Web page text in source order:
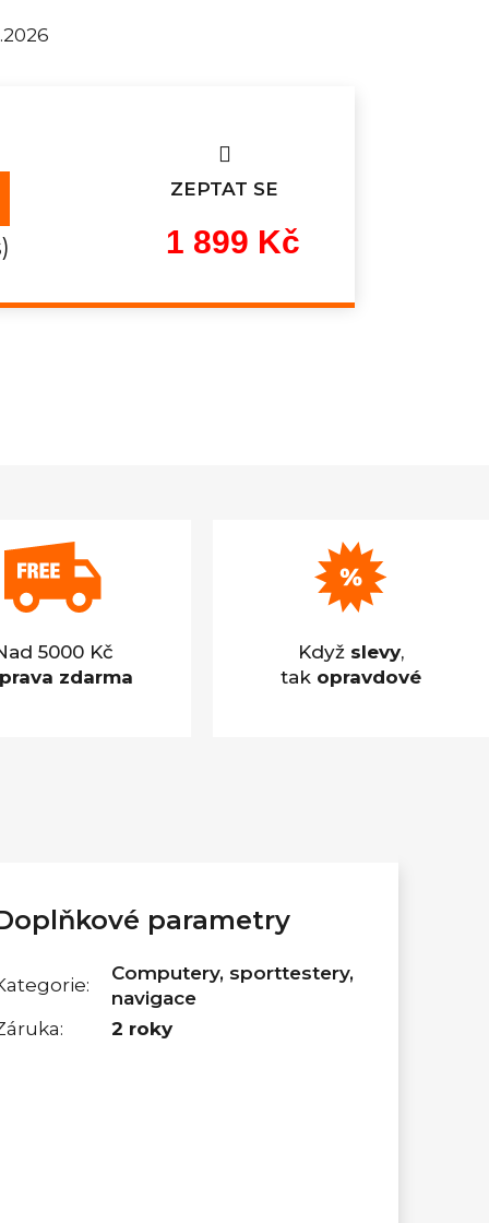
ZEPTAT SE
1 899 Kč
cena:
5000 Kč
zdarma
Když slevy,
tak opravdové
parametry
:
Computery, sporttestery,
navigace
: 2 roky